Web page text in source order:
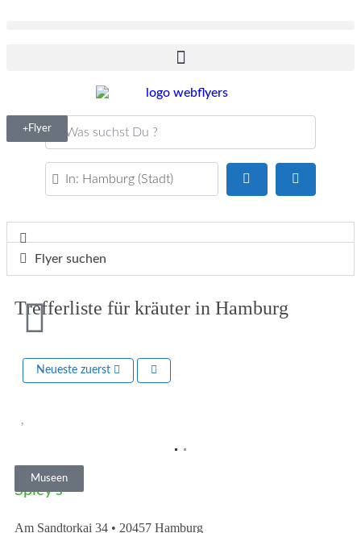
Flyer
PLZ oder Ort
Flyer suchen
Trefferliste für kräuter in Hamburg
Neueste zuerst
Museen
Spicy’s
Am Sandtorkai 34 • 20457 Hamburg